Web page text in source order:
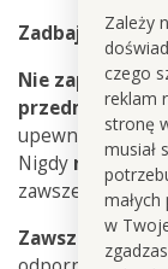
Zależy
czego
reklam
stronę
musiał
w
Zadbaj o
Nie zapalaj
przedmiotów,
upewnij się, że
Nigdy nie
zawsze
Zawsze